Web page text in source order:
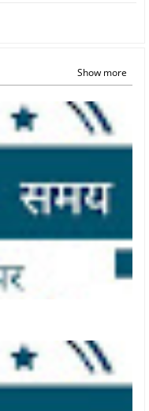
Show more